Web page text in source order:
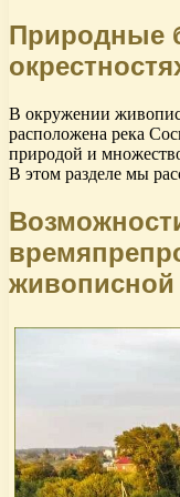
Природные
В окружении
расположена река
природой и
В этом разделе мы
живописной